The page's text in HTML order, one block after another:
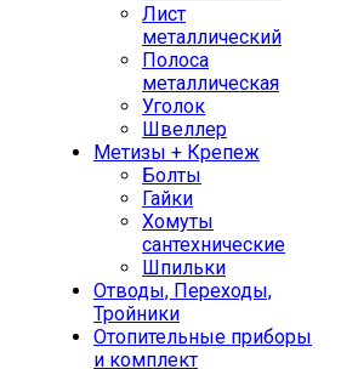
Лист
металлический
Полоса
металлическая
Уголок
Швеллер
Метизы + Крепеж
Болты
Гайки
Хомуты
сантехнические
Шпильки
Отводы, Переходы,
Тройники
Отопительные приборы
и комплект